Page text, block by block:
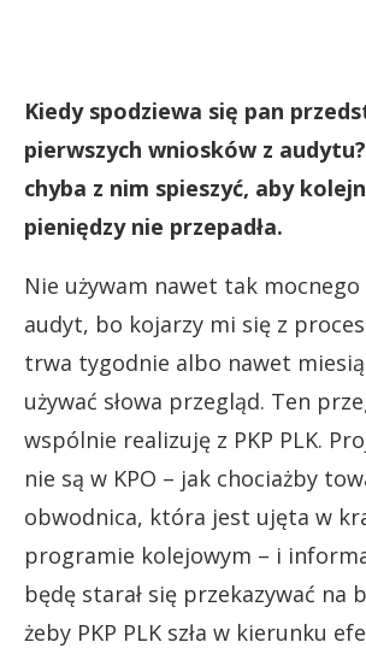
Kiedy spodziewa się pan
pierwszych wniosków z
chyba z nim spieszyć, aby
pieniędzy nie przepadła.
Nie używam nawet tak mocnego
audyt, bo kojarzy mi się z
trwa tygodnie albo nawet
używać słowa przegląd. Ten
wspólnie realizuję z PKP PLK.
nie są w KPO – jak chociażby
obwodnica, która jest ujęta w
programie kolejowym – i
będę starał się przekazywać na
żeby PKP PLK szła w kierunku